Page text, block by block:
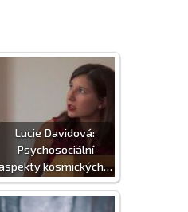
Lucie Davidová:
Psychosociální
kosmických…